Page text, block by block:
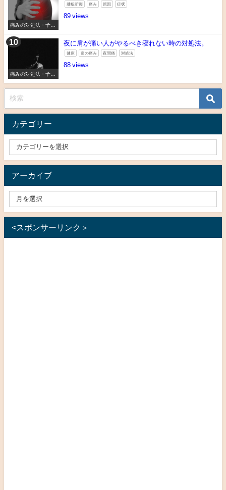
痛みの対処法・予防
腱板断裂 痛み 原因 症状
89
痛みの対処法・予防
夜に肩が痛い人がやるべき寝れない時の対処法。
健康 肩の痛み 夜間痛 対処法
88
カテゴリー
アーカイブ
<スポンサーリンク＞